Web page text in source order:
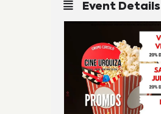
Event Details